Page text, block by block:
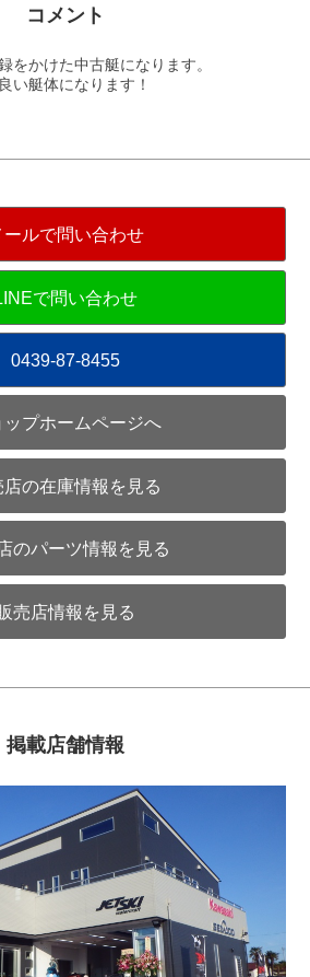
コメント
をかけた中古艇になります。
い艇体になります！
ールで問い合わせ
0439-87-8455
ップホームページへ
店の在庫情報を見る
のパーツ情報を見る
売店情報を見る
掲載店舗情報